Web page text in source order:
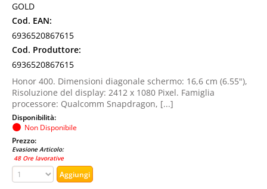
GOLD
Cod. EAN:
6936520867615
Cod. Produttore:
6936520867615
Honor 400. Dimensioni diagonale schermo: 16,6 cm (6.55"),
Risoluzione del display: 2412 x 1080 Pixel. Famiglia
processore: Qualcomm Snapdragon, [...]
Disponibilità:
Non Disponibile
Prezzo:
Evasione Articolo:
48 Ore lavorative